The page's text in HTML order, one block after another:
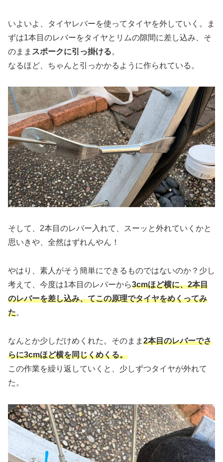
いよいよ、タイヤレバーを使ってタイヤを外していく。ま
ずは1本目のレバーをタイヤとリムの隙間に差し込み、そ
のまま スポークに引っ掛ける。
なるほど、ちゃんと引っかかるように作られている。
そして、2本目のレバー入れて、スーッと外れていくかと
思いきや、全然はずれんやん！
やはり、素人がそう簡単にできるものではないのか？少し
考えて、今度は1本目のレバーから3cmほど横に、2本目
のレバーを差し込み、てこの原理でタイヤをめくってみ
た。
なんとか少しだけめくれた。そのまま 2本目のレバーでさ
らに3cmほど横を同じくめくる。
この作業を繰り返していくと、少しずつタイヤが外れて
た。